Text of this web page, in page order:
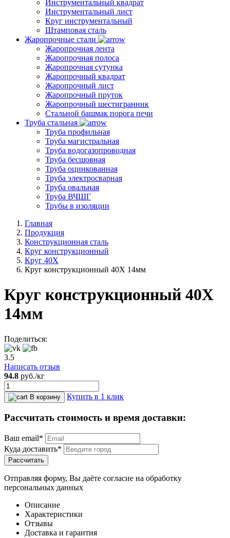
Инструментальный квадрат
Инструментальный лист
Круг инструментальный
Штамповая сталь
Жаропрочные стали
Жаропрочная лента
Жаропрочная полоса
Жаропрочная сутунка
Жаропрочный квадрат
Жаропрочный лист
Жаропрочный пруток
Жаропрочный шестигранник
Стальной башмак порога печи
Труба стальная
Труба профильная
Труба магистральная
Труба водогазопроводная
Труба бесшовная
Труба оцинкованная
Труба электросварная
Труба овальная
Труба ВЧШГ
Трубы в изоляции
Главная
Продукция
Конструкционная сталь
Круг конструкционный
Круг 40Х
Круг конструкционный 40Х 14мм
Круг конструкционный 40Х
14мм
Поделиться:
3.5
Написать отзыв
94.8 руб./кг
В корзину Купить в 1 клик
Рассчитать стоимость и время доставки:
Ваш email*
Куда доставить*
Рассчитать
Отправляя форму, Вы даёте согласие на обработку
персональных данных
Описание
Характеристики
Отзывы
Доставка и гарантия